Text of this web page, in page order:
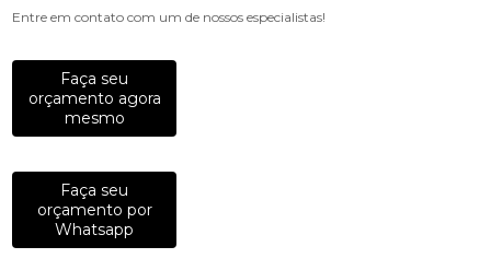
Entre em contato com um de nossos especialistas!
Faça seu
orçamento agora
mesmo
Faça seu
orçamento por
Whatsapp